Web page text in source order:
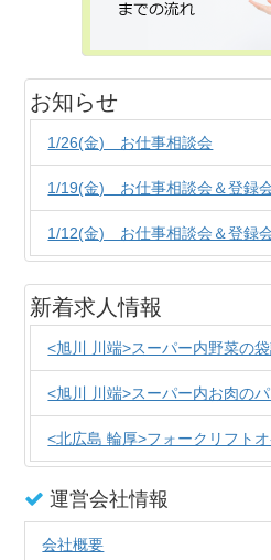
お知らせ
1/26(金) お仕事相談会
1/19(金) お仕事相談会＆登録
1/12(金) お仕事相談会＆登録
新着求人情報
<旭川 川端>スーパー内野菜の
<旭川 川端>スーパー内お肉の
<北広島 輪厚>フォークリフトオ
運営会社情報
会社概要